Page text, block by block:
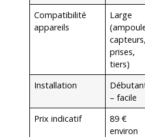
Compatibilité
appareils
Large
capteurs,
prises,
tiers)
Installation
– facile
Prix indicatif
89 €
environ